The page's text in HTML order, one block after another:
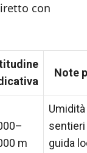
con
Note
m
guida